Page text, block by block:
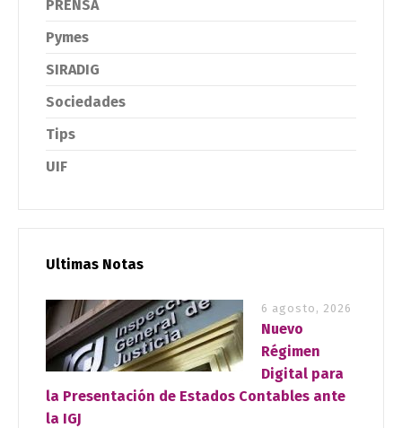
PRENSA
Pymes
SIRADIG
Sociedades
Tips
UIF
Ultimas Notas
6 agosto, 2026
Nuevo
Régimen
Digital para
la Presentación de Estados Contables ante
la IGJ